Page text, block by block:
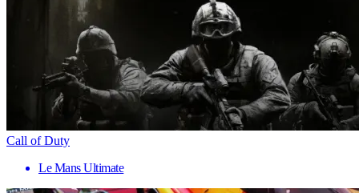
Call of Duty
Le Mans Ultimate